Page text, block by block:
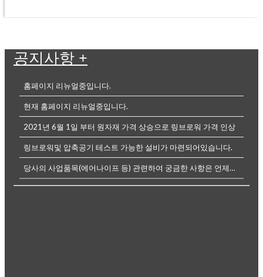
공지사항 +
홈페이지 리뉴얼중입니다.
현재 홈페이지 리뉴얼중입니다.
2021년 6월 1일 부터 원자재 가격 상승으로 링브로워 가격 인상
링브로워및 압축공기 테스트 가능한 설비가 마련되어있습니다.
당사의 사업품목(에어나이프 등) 관련하여 궁금한 사항은 언제든전화나, 메...